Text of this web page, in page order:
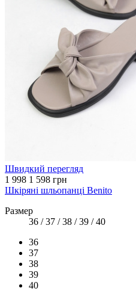
Швидкий перегляд
1 998 1 598 грн
Шкіряні шльопанці Benito
Размер
36 / 37 / 38 / 39 / 40
36
37
38
39
40